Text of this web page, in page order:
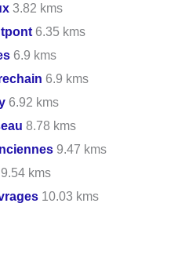
3.82 kms
6.35 kms
6.9 kms
6.9 kms
6.92 kms
8.78 kms
9.47 kms
9.54 kms
10.03 kms